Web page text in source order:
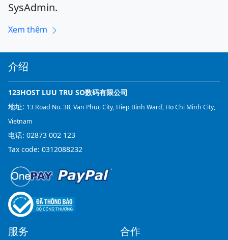
SysAdmin.
Xem thêm
介绍
123HOST LUU TRU SO数码有限公司
地址: 13 Road No. 38, Van Phuc City, Hiep Binh Ward, Ho Chi Minh City,
Vietnam
电话: 02873 002 123
Tax code: 0312088232
服务 合作